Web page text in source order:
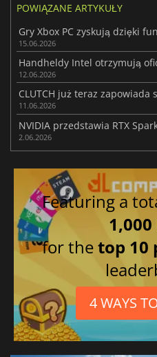
POWIĄZANE ARTYKUŁY
15.06.2026
12.06.2026
11.06.2026
2.06.2026
Featuring a
1,000
for thetop 10
4 WAYS